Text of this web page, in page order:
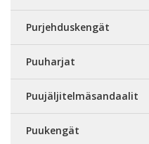
Purjehduskengät
Puuharjat
Puujäljitelmäsandaalit
Puukengät